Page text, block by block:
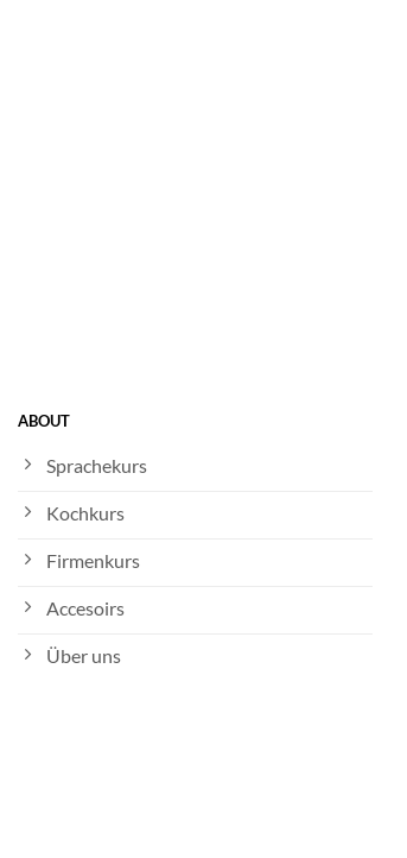
ABOUT
Sprachekurs
Kochkurs
Firmenkurs
Accesoirs
Über uns